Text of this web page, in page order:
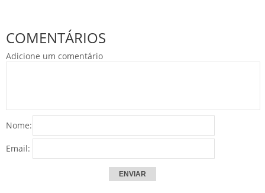
COMENTÁRIOS
Adicione um comentário
Nome:
Email: